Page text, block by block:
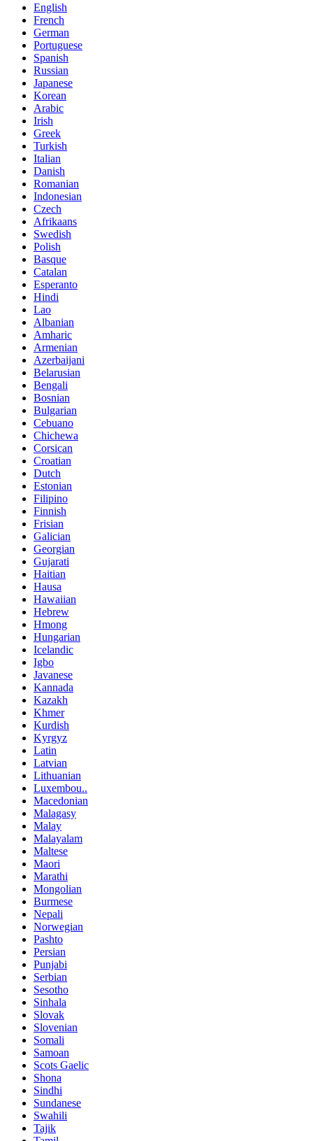
English
French
German
Portuguese
Spanish
Russian
Japanese
Korean
Arabic
Irish
Greek
Turkish
Italian
Danish
Romanian
Indonesian
Czech
Afrikaans
Swedish
Polish
Basque
Catalan
Esperanto
Hindi
Lao
Albanian
Amharic
Armenian
Azerbaijani
Belarusian
Bengali
Bosnian
Bulgarian
Cebuano
Chichewa
Corsican
Croatian
Dutch
Estonian
Filipino
Finnish
Frisian
Galician
Georgian
Gujarati
Haitian
Hausa
Hawaiian
Hebrew
Hmong
Hungarian
Icelandic
Igbo
Javanese
Kannada
Kazakh
Khmer
Kurdish
Kyrgyz
Latin
Latvian
Lithuanian
Luxembou..
Macedonian
Malagasy
Malay
Malayalam
Maltese
Maori
Marathi
Mongolian
Burmese
Nepali
Norwegian
Pashto
Persian
Punjabi
Serbian
Sesotho
Sinhala
Slovak
Slovenian
Somali
Samoan
Scots Gaelic
Shona
Sindhi
Sundanese
Swahili
Tajik